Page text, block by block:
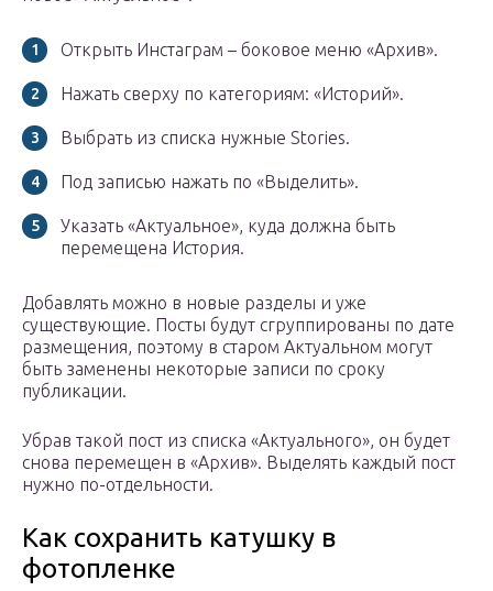
Открыть Инстаграм – боковое меню «Архив».
Нажать сверху по категориям: «Историй».
Выбрать из списка нужные Stories.
Под записью нажать по «Выделить».
Указать «Актуальное», куда должна быть
перемещена История.
Добавлять можно в новые разделы и уже
существующие. Посты будут сгруппированы по дате
размещения, поэтому в старом Актуальном могут
быть заменены некоторые записи по сроку
публикации.
Убрав такой пост из списка «Актуального», он будет
снова перемещен в «Архив». Выделять каждый пост
нужно по-отдельности.
Как сохранить катушку в
фотопленке